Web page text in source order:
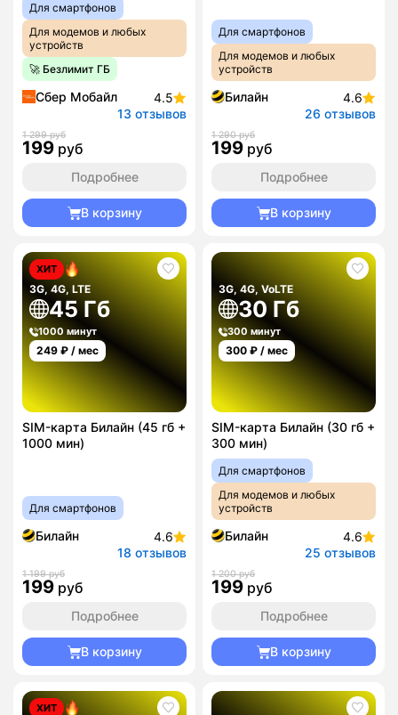
Для смартфонов
Для модемов и любых
устройств
🚀 Безлимит ГБ
Сбер Мобайл
4.5
13 отзывов
1 299 руб
199 руб
Подробнее
В корзину
Для смартфонов
Для модемов и любых
устройств
Билайн
4.6
26 отзывов
1 290 руб
199 руб
Подробнее
В корзину
ХИТ
3G, 4G, LTE
45 Гб
1000 минут
249 ₽ / мес
SIM-карта Билайн (45 гб +
1000 мин)
Для смартфонов
Билайн
4.6
18 отзывов
1 199 руб
199 руб
Подробнее
В корзину
3G, 4G, VoLTE
30 Гб
300 минут
300 ₽ / мес
SIM-карта Билайн (30 гб +
300 мин)
Для смартфонов
Для модемов и любых
устройств
Билайн
4.6
25 отзывов
1 200 руб
199 руб
Подробнее
В корзину
ХИТ